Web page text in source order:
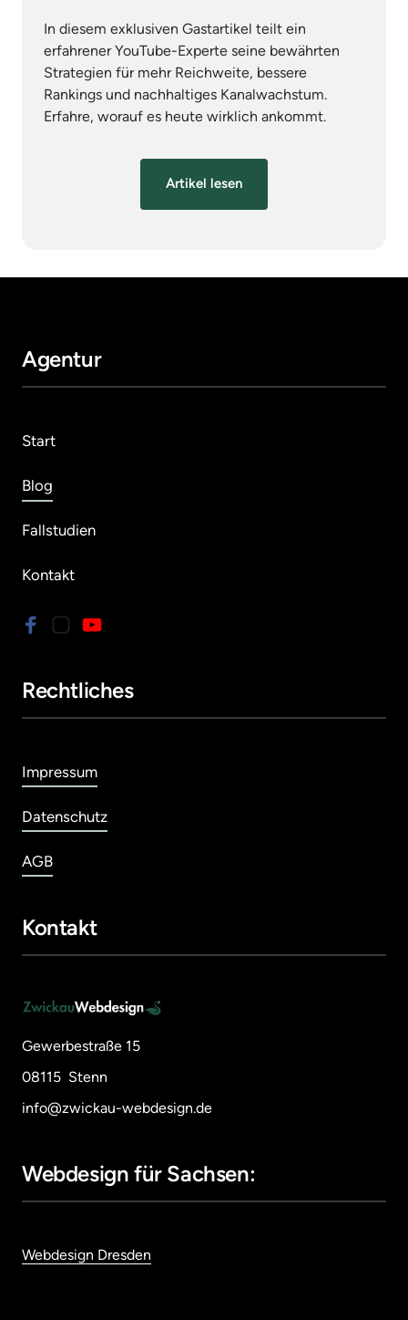
In diesem exklusiven Gastartikel teilt ein
erfahrener YouTube-Experte seine bewährten
Strategien für mehr Reichweite, bessere
Rankings und nachhaltiges Kanalwachstum.
Erfahre, worauf es heute wirklich ankommt.
Artikel lesen
Agentur
Start
Blog
Fallstudien
Kontakt
Rechtliches
Impressum
Datenschutz
AGB
Kontakt
Gewerbestraße 15
08115  Stenn
info@zwickau-webdesign.de
Webdesign für Sachsen:
Webdesign Dresden